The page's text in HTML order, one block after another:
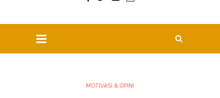
MOTIVASI & OPINI